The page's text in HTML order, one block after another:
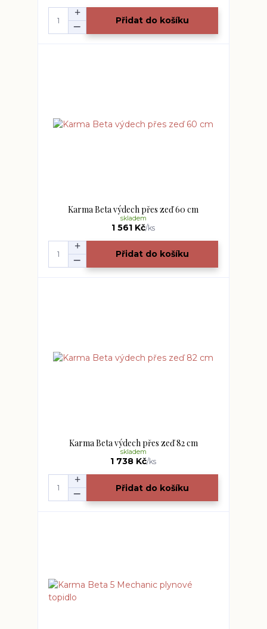
Přidat do košíku
Karma Beta výdech přes zeď 60 cm
1 561 Kč/ks
skladem
Přidat do košíku
Karma Beta výdech přes zeď 82 cm
1 738 Kč/ks
skladem
Přidat do košíku